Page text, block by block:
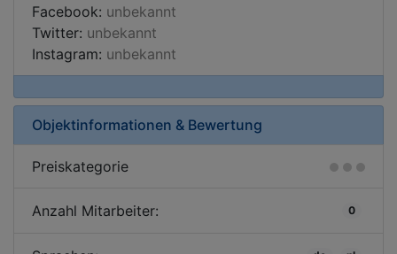
Facebook: unbekannt
Twitter: unbekannt
Instagram: unbekannt
Objektinformationen & Bewertung
Preiskategorie
Anzahl Mitarbeiter: 0